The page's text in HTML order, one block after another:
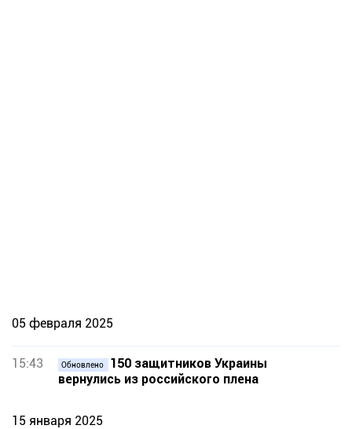
05 февраля 2025
15:43 Обновлено
150 защитников Украины
вернулись из российского плена
15 января 2025